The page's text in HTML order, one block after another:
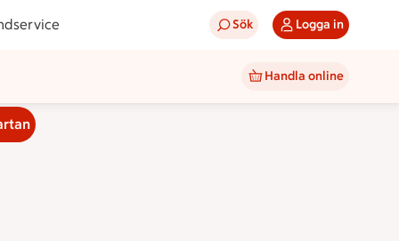
Sök Logga in
Handla online